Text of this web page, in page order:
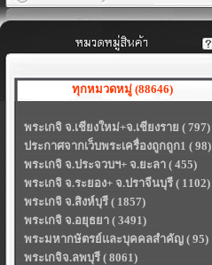
ทุกหมวดหมู่ (88646)
พระเกจิ จ.เชียงใหม่+จ.เชียงราย ( 797)
ประกาศจากเว็บพระเครื่องถูกถูก1 ( 98)
พระเกจิ จ.ประจวบฯ+ จ.ยะลา ( 455)
พระเกจิ จ.ระยอง+ จ.ปราจีนบุรี ( 1102)
พระเกจิ จ.สิงห์บุรี ( 1857)
พระเกจิ จ.อยุธยา ( 3491)
พระมหากษัตรย์และบุคคลสำคัญ ( 95)
พระเกจิจ.ลพบุรี ( 8061)